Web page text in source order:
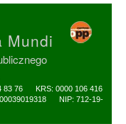
Mundi
83 76 KRS: 0000 106 416
NIP: 712-19-